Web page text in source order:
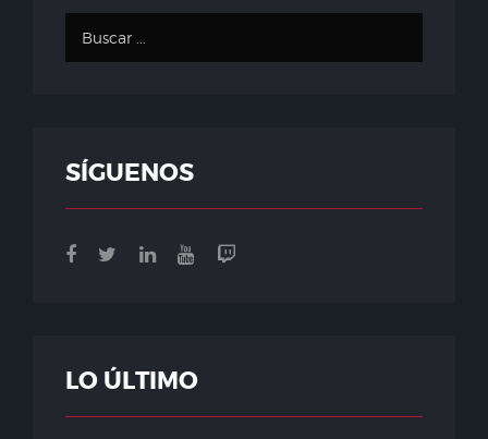
SÍGUENOS
LO ÚLTIMO